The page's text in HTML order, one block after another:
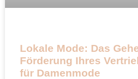
Lokale Mode: Das
Förderung Ihres
für Damenmode